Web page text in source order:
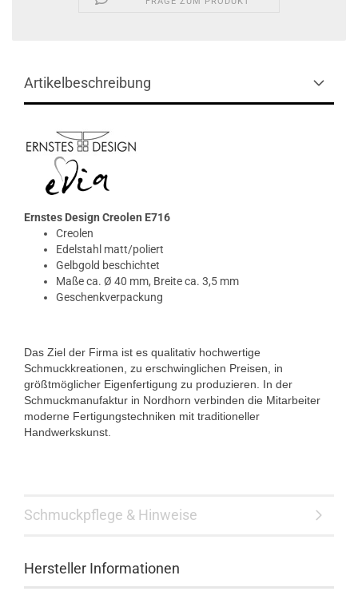
Artikelbeschreibung
Ernstes Design Creolen E716
Creolen
Edelstahl matt/poliert
Gelbgold beschichtet
Maße ca. Ø 40 mm, Breite ca. 3,5 mm
Geschenkverpackung
Das Ziel der Firma ist es qualitativ hochwertige
Schmuckkreationen, zu erschwinglichen Preisen, in
größtmöglicher Eigenfertigung zu produzieren. In der
Schmuckmanufaktur in Nordhorn verbinden die Mitarbeiter
moderne Fertigungstechniken mit traditioneller
Handwerkskunst.
Schmuckpflege & Hinweise
Hersteller Informationen